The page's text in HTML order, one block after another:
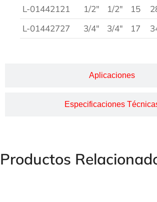
Aplicaciones
Especificaciones
L-01442121
1/2″ 1/2″ 15
L-01442727
3/4″ 3/4″ 17
Productos